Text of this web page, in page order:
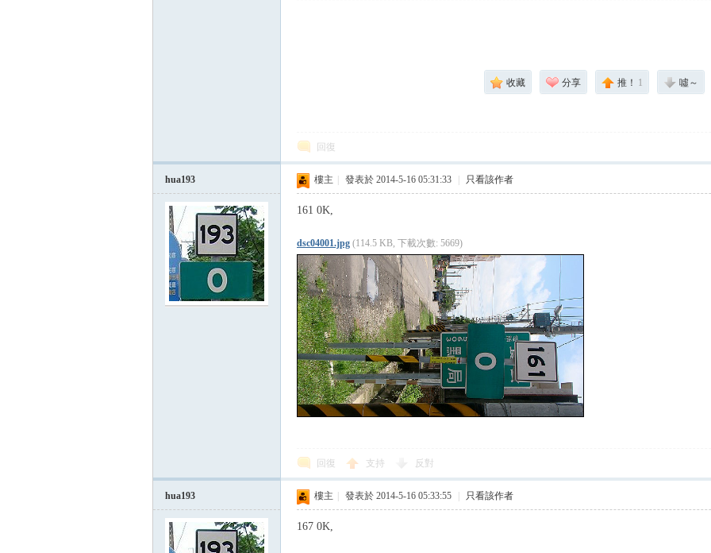
收藏 分享 推！ 1 噓～
回復
hua193 樓主 發表於 2014-5-16 05:31:33 只看該作者
161 0K,
dsc04001.jpg (114.5 KB, 下載次數: 5669)
回復 支持 反對
hua193 樓主 發表於 2014-5-16 05:33:55 只看該作者
167 0K,